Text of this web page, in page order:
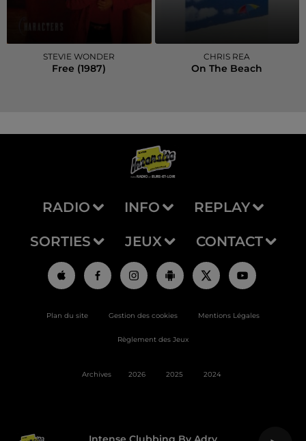
STEVIE WONDER
Free (1987)
CHRIS REA
On The Beach
RADIO INFO REPLAY
SORTIES JEUX CONTACT
Plan du site Gestion des cookies Mentions Légales
Règlement des Jeux
Archives 2026 2025 2024